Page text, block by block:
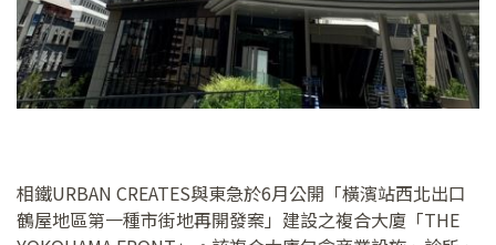
相鐵URBAN CREATES與東急於6月公開「橫濱站西北出口
鶴屋地區第一種市街地再開發案」建設之複合大廈「THE